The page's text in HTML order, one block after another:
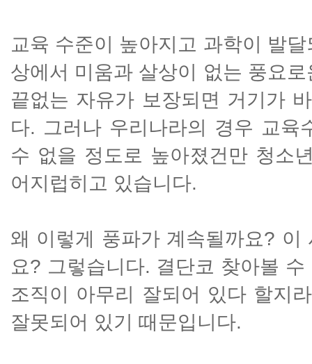
교육 수준이 높아지고 과학이 발
상에서 미움과 살상이 없는 풍요
끝없는 자유가 보장되면 거기가
다. 그러나 우리나라의 경우 교육
수 없을 정도로 높아졌건만 청소
어지럽히고 있습니다.
왜 이렇게 풍파가 계속될까요?
요? 그렇습니다. 결단코 찾아볼
조직이 아무리 잘되어 있다 할지
잘못되어 있기 때문입니다.